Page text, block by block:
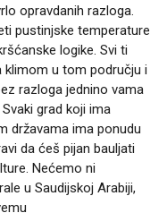
opravdanih razloga.
pustinjske temperature
kršćanske logike. Svi ti
klimom u tom području i
razloga jednino vama
grad koji ima
državama ima ponudu
da ćeš pijan bauljati
Nećemo ni
u Saudijskoj Arabiji,